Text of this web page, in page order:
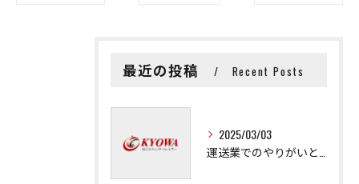
最近の投稿 Recent Posts
2025/03/03